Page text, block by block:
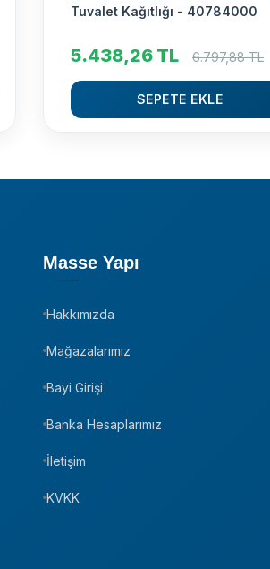
Tuvalet Kağıtlığı - 40784000
5.438,26 TL 6.797,88TL
SEPETE EKLE
Masse Yapı
Hakkımızda
Mağazalarımız
Bayi Girişi
Banka Hesaplarımız
İletişim
KVKK